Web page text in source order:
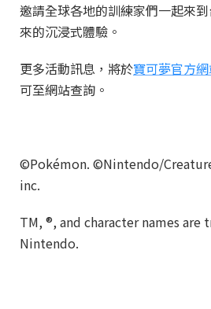
邀請全球各地的訓練家們一起來
來的沉浸式體驗。
更多活動訊息，將於寶可夢官方
可至網站查詢。
©Pokémon. ©Nintendo/
inc.
TM, ®, and character names are
Nintendo.